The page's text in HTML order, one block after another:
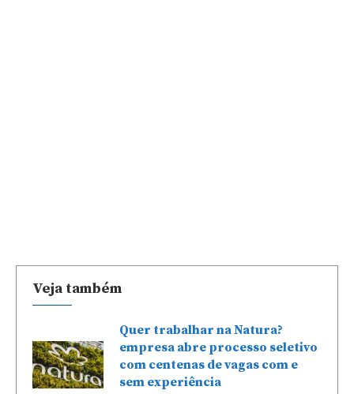
Veja também
Quer trabalhar na Natura?
empresa abre processo seletivo
com centenas de vagas com e
sem experiência